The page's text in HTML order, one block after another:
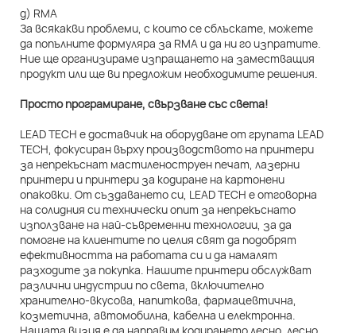
д) RMA
За всякакви проблеми, с които се сблъскате, можете
да попълните формуляра за RMA и да ни го изпратите.
Ние ще организираме изпращането на заместващия
продукт или ще ви предложим необходимите решения.
Просто програмиране, свързване със света!
LEAD TECH е доставчик на оборудване от групата LEAD
TECH, фокусиран върху производството на принтери
за непрекъснат мастиленоструен печат, лазерни
принтери и принтери за кодиране на картонени
опаковки. От създаването си, LEAD TECH е отговорна
на солидния си технически опит за непрекъснато
използване на най-съвременни технологии, за да
помогне на клиентите по целия свят да подобрят
ефективността на работата си и да намалят
разходите за покупка. Нашите принтери обслужват
различни индустрии по света, включително
хранително-вкусова, напиткова, фармацевтична,
козметична, автомобилна, кабелна и електронна.